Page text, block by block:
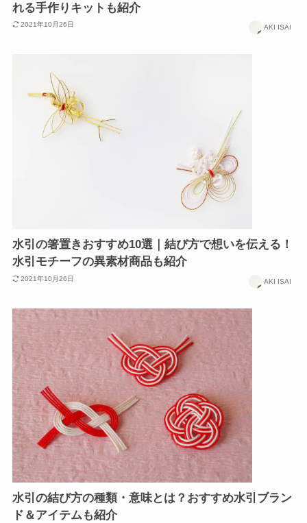
れる手作りキットも紹介
2021年10月26日 AKI ISAI
水引の箸置きおすすめ10選｜結び方で想いを伝える！
水引モチーフの異素材商品も紹介
2021年10月26日 AKI ISAI
水引の結び方の種類・意味とは？おすすめ水引ブラン
ド＆アイテムも紹介